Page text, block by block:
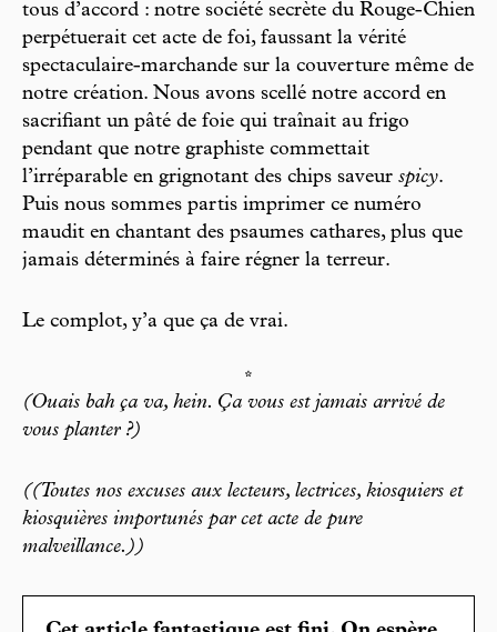
tous d’accord : notre société secrète du Rouge-Chien
perpétuerait cet acte de foi, faussant la vérité
spectaculaire-marchande sur la couverture même de
notre création. Nous avons scellé notre accord en
sacrifiant un pâté de foie qui traînait au frigo
pendant que notre graphiste commettait
l’irréparable en grignotant des chips saveur spicy.
Puis nous sommes partis imprimer ce numéro
maudit en chantant des psaumes cathares, plus que
jamais déterminés à faire régner la terreur.
Le complot, y’a que ça de vrai.
*
(Ouais bah ça va, hein. Ça vous est jamais arrivé de
vous planter ?)
((Toutes nos excuses aux lecteurs, lectrices, kiosquiers et
kiosquières importunés par cet acte de pure
malveillance.))